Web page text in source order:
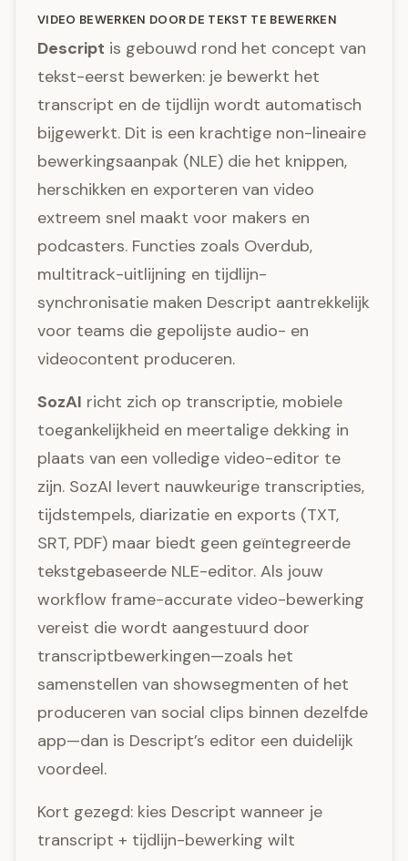
VIDEO BEWERKEN DOOR DE TEKST TE BEWERKEN
Descript is gebouwd rond het concept van
tekst-eerst bewerken: je bewerkt het
transcript en de tijdlijn wordt automatisch
bijgewerkt. Dit is een krachtige non-lineaire
bewerkingsaanpak (NLE) die het knippen,
herschikken en exporteren van video
extreem snel maakt voor makers en
podcasters. Functies zoals Overdub,
multitrack-uitlijning en tijdlijn-
synchronisatie maken Descript aantrekkelijk
voor teams die gepolijste audio- en
videocontent produceren.
SozAI richt zich op transcriptie, mobiele
toegankelijkheid en meertalige dekking in
plaats van een volledige video-editor te
zijn. SozAI levert nauwkeurige transcripties,
tijdstempels, diarizatie en exports (TXT,
SRT, PDF) maar biedt geen geïntegreerde
tekstgebaseerde NLE-editor. Als jouw
workflow frame-accurate video-bewerking
vereist die wordt aangestuurd door
transcriptbewerkingen—zoals het
samenstellen van showsegmenten of het
produceren van social clips binnen dezelfde
app—dan is Descript’s editor een duidelijk
voordeel.
Kort gezegd: kies Descript wanneer je
transcript + tijdlijn-bewerking wilt